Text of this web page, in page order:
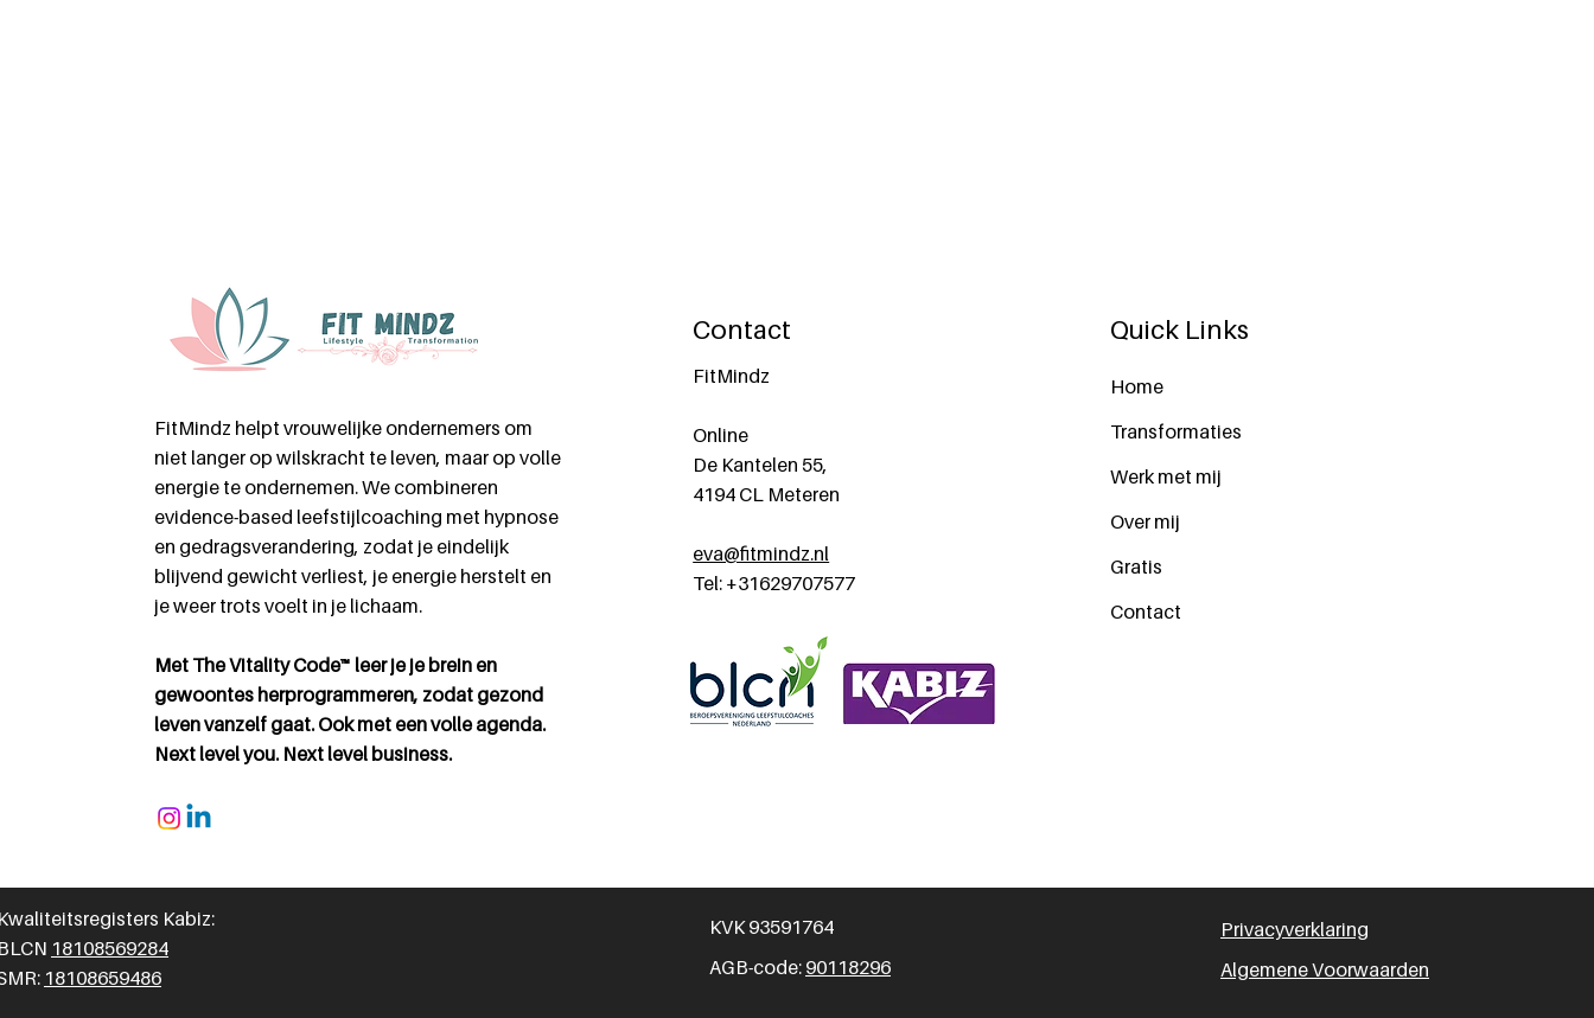
FitMindz helpt vrouwelijke ondernemers om
niet langer op wilskracht te leven, maar op volle
energie te ondernemen. We combineren
evidence-based leefstijlcoaching met hypnose
en gedragsverandering, zodat je eindelijk
blijvend gewicht verliest, je energie herstelt en
je weer trots voelt in je lichaam.
Met The Vitality Code™ leer je je brein en
gewoontes herprogrammeren, zodat gezond
leven vanzelf gaat. Ook met een volle agenda.
Next level you. Next level business.
Contact
FitMindz
Online
De Kantelen 55,
4194 CL Meteren
eva@fitmindz.nl
Tel: +31629707577
Quick Links
Home
Transformaties
Werk met mij
Over mij
Gratis
Contact
Kabiz:
18108569284
18108659486
KVK 93591764
AGB-code: 90118296
Privacyverklaring
Algemene Voorwaarden